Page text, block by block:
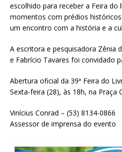
escolhido para receber a Feira do
momentos com prédios
um encontro com a história e a
A escritora e pesquisadora Zênia
e Fabrício Tavares foi convidado
Abertura oficial da 39ª Feira do
Sexta-feira (28), às 18h, na Praça
Vinícius Conrad – (53) 8134-0866
Assessor de imprensa do evento